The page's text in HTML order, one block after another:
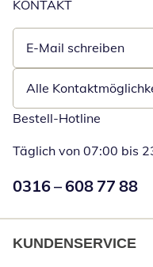
KONTAKT
E-Mail schreiben
Öffnet E-Mail-Client
Alle
Bestell-Hotline
Täglich von 07:00 bis
Numéro de
0316 – 608 77 88
KUNDENSERVICE